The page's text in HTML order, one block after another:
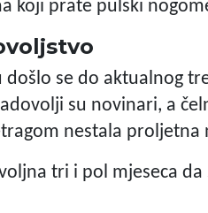
koji prate pulski
došlo se do aktualnog
su novinari, a
nestala
tri i pol mjeseca da